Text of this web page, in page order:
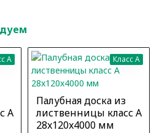
A
А
Класс A
Палубная доска из
лиственницы класс А
28x120x4000 мм